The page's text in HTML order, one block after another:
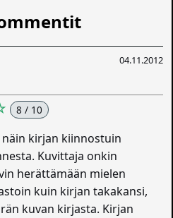
04.11.2012
8 / 10
kirjan kiinnostuin
Kuvittaja onkin
herättämään mielen
kuin kirjan takakansi,
kuvan kirjasta. Kirjan